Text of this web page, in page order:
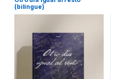
(bilíngue)